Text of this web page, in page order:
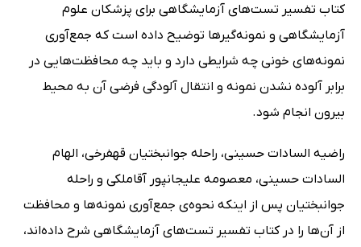
کتاب تفسیر تست‌های آزمایشگاهی برای پزشکان علوم
آزمایشگاهی و نمونه‌گیرها توضیح داده است که جمع‌آوری
نمونه‌های خونی چه شرایطی دارد و باید چه محافظت‌هایی در
برابر آلوده نشدن نمونه و انتقال آلودگی فرضی آن به محیط
بیرون انجام شود.
راضیه السادات حسینی، راحله جوانبختیان قهفرخی، الهام
السادات حسینی، معصومه علیجانپور آقاملکی و راحله
جوانبختیان پس از اینکه نحوه‌ی جمع‌آوری نمونه‌ها و محافظت
از آن‌ها را در کتاب تفسیر تست‌های آزمایشگاهی شرح داده‌اند،